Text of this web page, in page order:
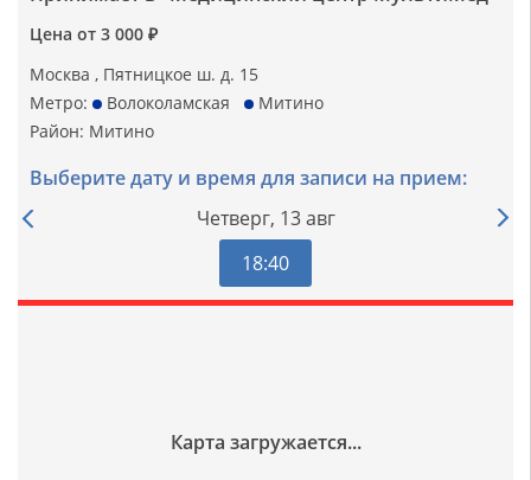
Цена от 3 000 ₽
Москва , Пятницкое ш. д. 15
Метро:
Волоколамская
Митино
Район: Митино
Выберите дату и время для записи на прием:
Четверг, 13 авг
18:40